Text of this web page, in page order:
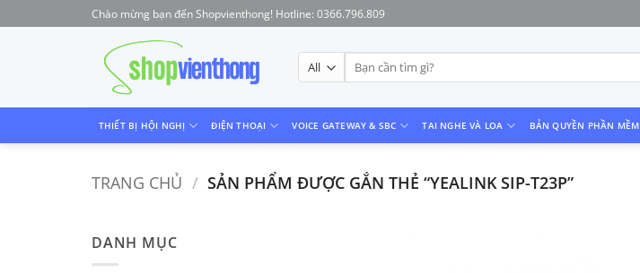
to
Chào mừng bạn đến Shopvienthong! Hotline: 0366.796.809
Tìm
kiếm:
THIẾT BỊ HỘI NGHỊ ĐIỆN THOẠI VOICE GATEWAY & SBC TAI NGHE VÀ LOA BẢN QUYỀN PHẦN MỀM
TRANG CHỦ / SẢN PHẨM ĐƯỢC GẮN THẺ “YEALINK SIP-T23P”
DANH MỤC